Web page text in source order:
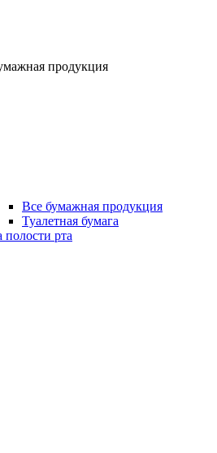
продукция
Все бумажная продукция
Туалетная бумага
полости рта